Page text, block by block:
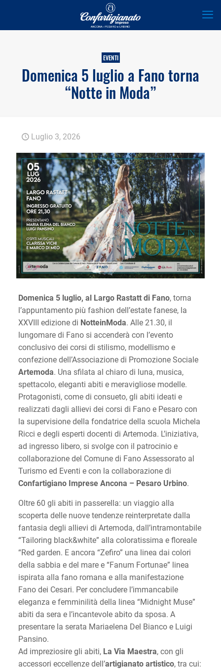
EVENTI
Domenica 5 luglio a Fano torna
“Notte in Moda”
Luglio 3, 2026
Domenica 5 luglio, al Largo Rastatt di Fano, torna
l’appuntamento più fashion dell’estate fanese, la
XXVIII edizione di NotteinModa. Alle 21.30, il
lungomare di Fano si accenderà con l’evento
conclusivo dei corsi di stilismo, modellismo e
confezione dell’Associazione di Promozione Sociale
Artemoda. Una sfilata al chiaro di luna, musica,
spettacolo, eleganti abiti e meravigliose modelle.
Protagonisti, come di consueto, gli abiti ideati e
realizzati dagli allievi dei corsi di Fano e Pesaro con
la supervisione della fondatrice della scuola Michela
Ricci e degli esperti docenti di Artemoda. L’iniziativa,
ad ingresso libero, si svolge con il patrocinio e
collaborazione del Comune di Fano Assessorato al
Turismo ed Eventi e con la collaborazione di
Confartigiano Imprese Ancona – Pesaro Urbino.
Oltre 60 gli abiti in passerella: un viaggio alla
scoperta delle nuove tendenze reinterpretate dalla
fantasia degli allievi di Artemoda, dall’intramontabile
“Tailoring black&white” alla coloratissima e floreale
“Red garden. E ancora “Zefiro” una linea dai colori
della sabbia e del mare e “Fanum Fortunae” linea
ispirata alla fano romana e alla manifestazione
Fano dei Cesari. Per concludere l’immancabile
eleganza e femminilità della linea “Midnight Muse”
abiti da sera e l’incantevole abito da sposa. A
presentare la serata Mariaelena Del Bianco e Luigi
Pansino.
Ad impreziosire gli abiti, La Via Maestra, con gli
accessori eccellenze dell’artigianato artistico, tra cui: